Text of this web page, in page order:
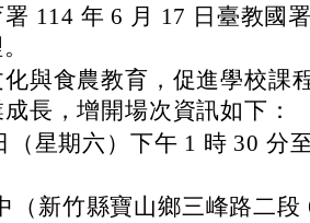
114 年 6 月 17 日臺教國
與食農教育，促進學校課
長，增開場次資訊如下：
（星期六）下午 1 時 30 分
（新竹縣寶山鄉三峰路二段